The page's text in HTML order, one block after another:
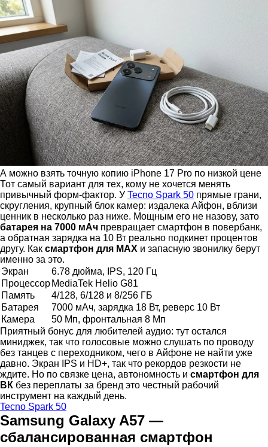
А можно взять точную копию iPhone 17 Pro по низкой цене
Тот самый вариант для тех, кому не хочется менять
привычный форм-фактор. У Tecno Spark 50 прямые грани,
скругления, крупный блок камер: издалека Айфон, вблизи
ценник в несколько раз ниже. Мощным его не назову, зато
батарея на 7000 мАч превращает смартфон в повербанк,
а обратная зарядка на 10 Вт реально подкинет процентов
другу. Как смартфон для МАХ и запасную звонилку берут
именно за это.
Экран
6.78 дюйма, IPS, 120 Гц
Процессор MediaTek Helio G81
Память
4/128, 6/128 и 8/256 ГБ
Батарея
7000 мАч, зарядка 18 Вт, реверс 10 Вт
Камера
50 Мп, фронтальная 8 Мп
Приятный бонус для любителей аудио: тут остался
миниджек, так что голосовые можно слушать по проводу
без танцев с переходником, чего в Айфоне не найти уже
давно. Экран IPS и HD+, так что рекордов резкости не
ждите. Но по связке цена, автономность и смартфон для
ВК без переплаты за бренд это честный рабочий
инструмент на каждый день.
Tecno Spark 50
Samsung Galaxy A57 —
сбалансированная смартфон